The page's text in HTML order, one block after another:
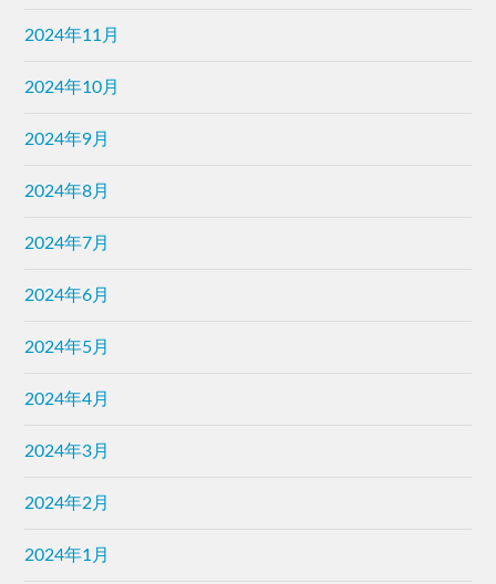
2024年11月
2024年10月
2024年9月
2024年8月
2024年7月
2024年6月
2024年5月
2024年4月
2024年3月
2024年2月
2024年1月